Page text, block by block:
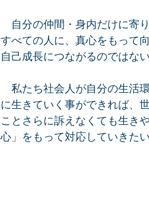
自分の仲間・身内だけに寄
すべての人に、真心をもって
自己成長につながるのではない
私たち社会人が自分の生活
に生きていく事ができれば、
ことさらに訴えなくても生き
心」をもって対応していきた